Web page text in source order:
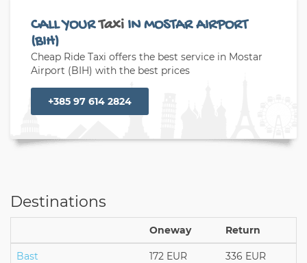
CALL YOURTaxi IN MOSTAR AIRPORT
(BIH)
Cheap Ride Taxi offers the best service in Mostar
Airport (BIH) with the best prices
+385 97 614 2824
Destinations
Oneway Return
Bast 172 EUR 336 EUR